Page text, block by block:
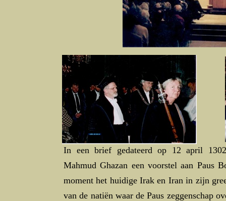
In een brief gedateerd op 12 april
Mahmud Ghazan een voorstel aan Paus
moment het huidige Irak en Iran in zijn
van de natiën waar de Paus zeggenschap